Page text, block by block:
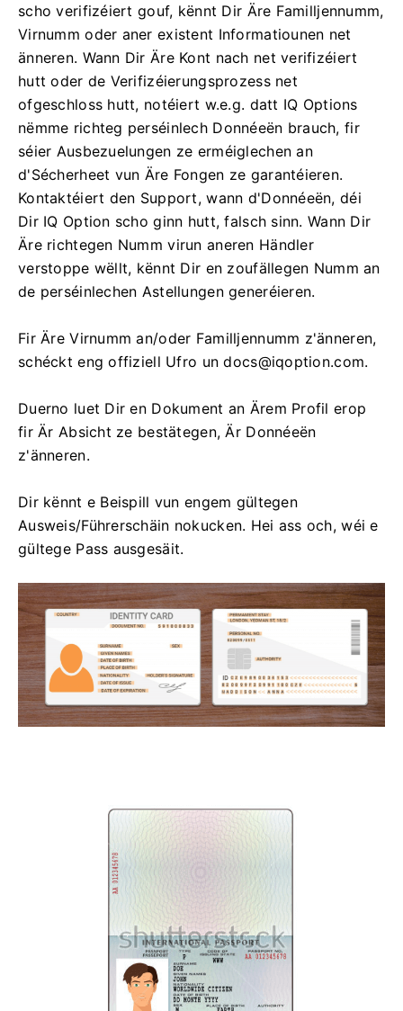
scho verifizéiert gouf, kënnt Dir Äre Familljennumm,
Virnumm oder aner existent Informatiounen net
änneren. Wann Dir Äre Kont nach net verifizéiert
hutt oder de Verifizéierungsprozess net
ofgeschloss hutt, notéiert w.e.g. datt IQ Options
nëmme richteg perséinlech Donnéeën brauch, fir
séier Ausbezuelungen ze erméiglechen an
d'Sécherheet vun Äre Fongen ze garantéieren.
Kontaktéiert den Support, wann d'Donnéeën, déi
Dir IQ Option scho ginn hutt, falsch sinn. Wann Dir
Äre richtegen Numm virun aneren Händler
verstoppe wëllt, kënnt Dir en zoufällegen Numm an
de perséinlechen Astellungen generéieren.
Fir Äre Virnumm an/oder Familljennumm z'änneren,
schéckt eng offiziell Ufro undocs@iqoption.com.
Duerno luet Dir en Dokument an Ärem Profil erop
fir Är Absicht ze bestätegen, Är Donnéeën
z'änneren.
Dir kënnt e Beispill vun engem gültegen
Ausweis/Führerschäin nokucken. Hei ass och, wéi e
gültege Pass ausgesäit.